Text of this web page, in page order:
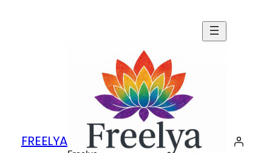
FREELYA